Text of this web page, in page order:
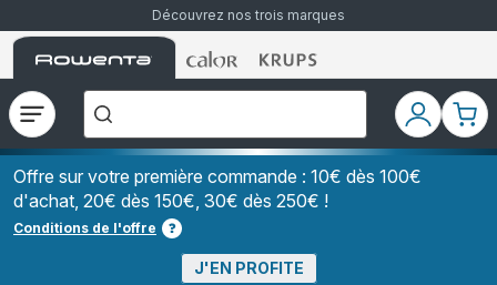
Découvrez nos trois marques
Accueil
Rowenta
Accueil
Rowenta
Accueil
Rowenta
Ouvrir
le
menu
recherchez-
vous
?","Aspirateurs
à
Grains","Centrales
Vapeurs","Sèche
Cheveux"]
Mon
compte
Mon
Offre sur votre première commande : 10€ dès 100€
d'achat, 20€ dès 150€, 30€ dès 250€ !
Conditions de l'offre
J'EN PROFITE